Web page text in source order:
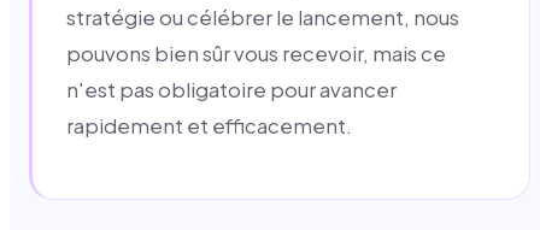
stratégie ou célébrer le lancement, nous
pouvons bien sûr vous recevoir, mais ce
n'est pas obligatoire pour avancer
rapidement et efficacement.